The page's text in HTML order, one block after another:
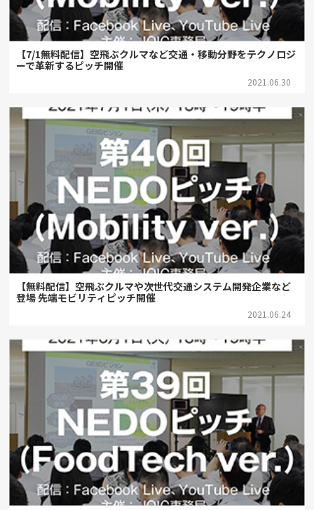
【7/1無料配信】空飛ぶクルマなど交通・移動分野をテクノロジ
ーで革新するピッチ開催
2021.06.30
【無料配信】空飛ぶクルマや次世代交通システム開発企業など
登場 先端モビリティピッチ開催
2021.06.24